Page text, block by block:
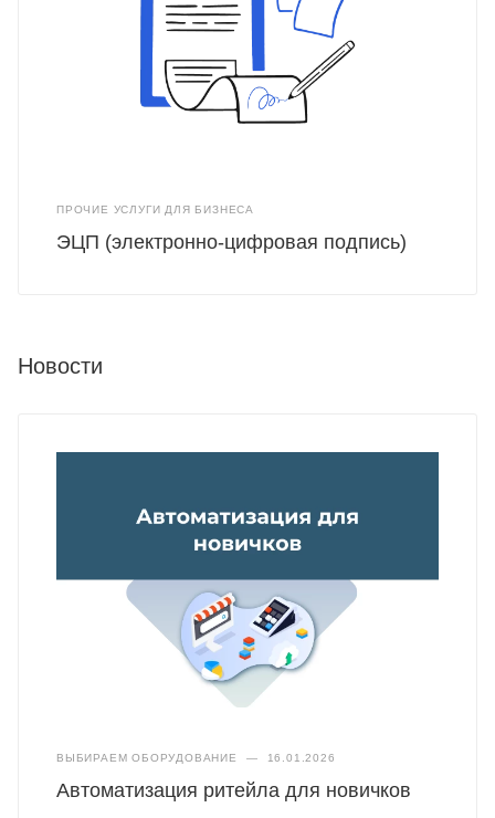
ПРОЧИЕ УСЛУГИ ДЛЯ БИЗНЕСА
ЭЦП (электронно-цифровая подпись)
Новости
ВЫБИРАЕМ ОБОРУДОВАНИЕ — 16.01.2026
Автоматизация ритейла для новичков